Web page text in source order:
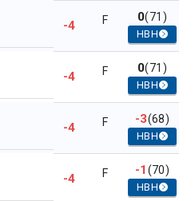
-4 F 0(71)
HBH
-4 F 0(71)
HBH
-4 F -3(68)
HBH
-4 F -1(70)
HBH